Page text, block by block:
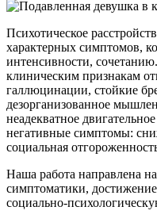
Психотическое
характерных симптомов,
интенсивности,
клиническим признакам
галлюцинации, стойкие
дезорганизованное
неадекватное
негативные симптомы:
социальная
Наша работа направлена
симптоматики,
социально-